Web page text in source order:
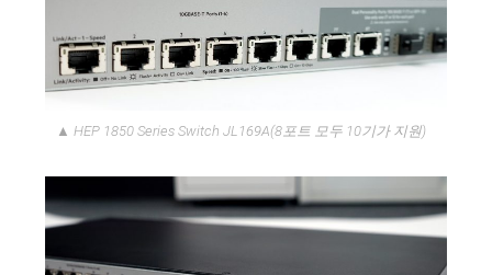
▲ HEP 1850 Series Switch JL169A(8포트 모두 10기가 지원)